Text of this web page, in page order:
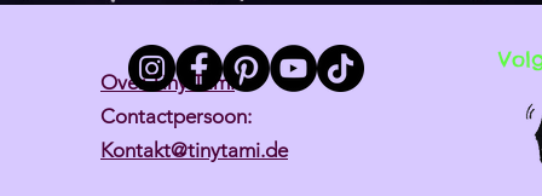
Over Tiny Tami
Contactpersoon:
Kontakt@tinytami.de